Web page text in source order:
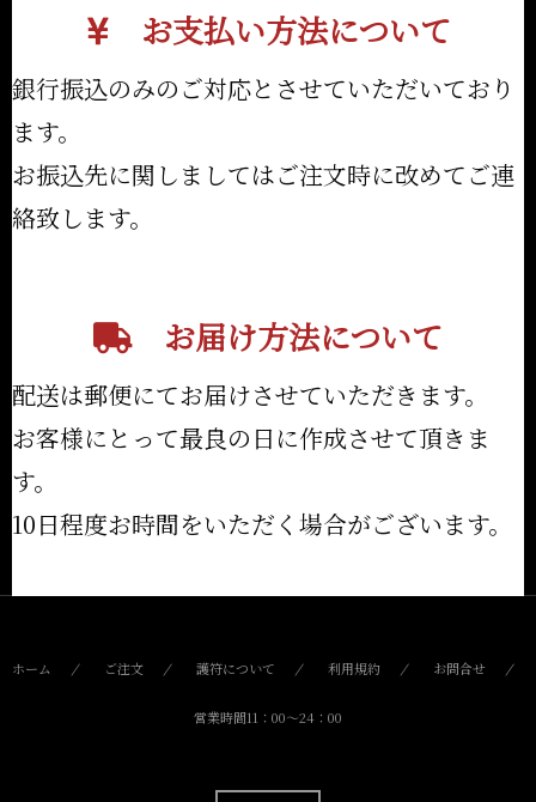
お支払い方法について
銀行振込のみのご対応とさせていただいており
ます。
お振込先に関しましてはご注文時に改めてご連
絡致します。
お届け方法について
配送は郵便にてお届けさせていただきます。
お客様にとって最良の日に作成させて頂きま
す。
10日程度お時間をいただく場合がございます。
ホーム ご注文 護符について 利用規約 お問合せ
営業時間11：00〜24：00